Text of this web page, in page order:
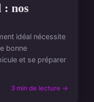
: nos
idéal nécessite
bonne
et se préparer
3 min de lecture →